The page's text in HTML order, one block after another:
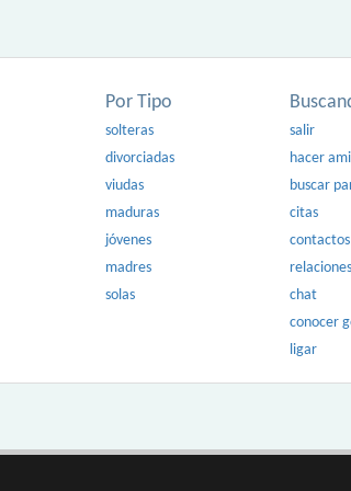
Por Tipo
solteras
divorciadas
viudas
maduras
jóvenes
madres
solas
salir
hacer
buscar
citas
contactos
relaciones
chat
conocer
ligar